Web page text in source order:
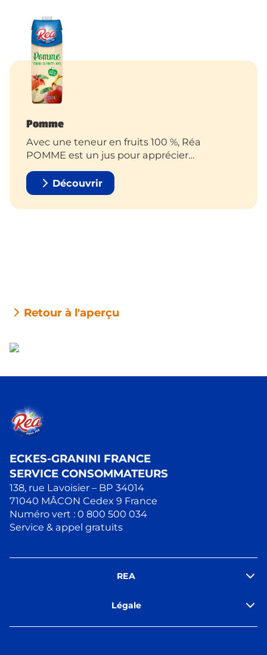
Pomme
Avec une teneur en fruits 100 %, Réa
POMME est un jus pour apprécier
Découvrir
Retour à l'aperçu
ECKES-GRANINI FRANCE
SERVICE CONSOMMATEURS
138, rue Lavoisier – BP 34014
71040 MÂCON Cedex 9 France
Numéro vert : 0 800 500 034
Service & appel gratuits
REA
Légale